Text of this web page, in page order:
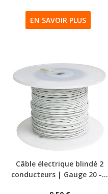
EN SAVOIR PLUS
Câble électrique blindé 2
conducteurs | Gauge 20 -...